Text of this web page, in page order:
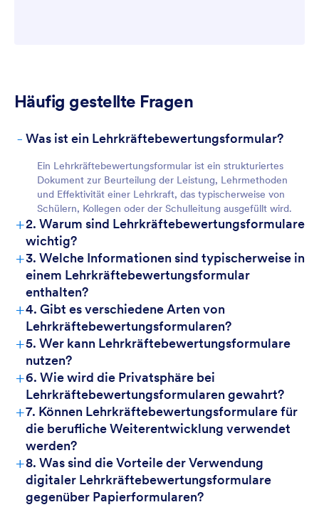
Häufig gestellte Fragen
- Was ist ein Lehrkräftebewertungsformular?
Ein Lehrkräftebewertungsformular ist ein strukturiertes
Dokument zur Beurteilung der Leistung, Lehrmethoden
und Effektivität einer Lehrkraft, das typischerweise von
Schülern, Kollegen oder der Schulleitung ausgefüllt wird.
+2. Warum sind Lehrkräftebewertungsformulare
wichtig?
+3. Welche Informationen sind typischerweise in
einem Lehrkräftebewertungsformular
enthalten?
+4. Gibt es verschiedene Arten von
Lehrkräftebewertungsformularen?
+5. Wer kann Lehrkräftebewertungsformulare
nutzen?
+6. Wie wird die Privatsphäre bei
Lehrkräftebewertungsformularen gewahrt?
+7. Können Lehrkräftebewertungsformulare für
die berufliche Weiterentwicklung verwendet
werden?
+8. Was sind die Vorteile der Verwendung
digitaler Lehrkräftebewertungsformulare
gegenüber Papierformularen?